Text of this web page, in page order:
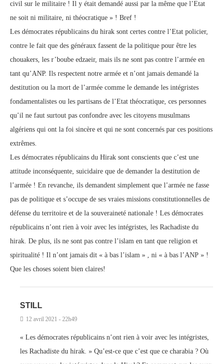
civil sur le militaire ! Il y était demandé aussi par la même que l’Etat
ne soit ni militaire, ni théocratique » ! Bref !
Les démocrates républicains du hirak sont certes contre l’Etat policier,
contre le fait que des généraux fassent de la politique pour être les
chouakers, les r’boube edzaeir, mais ils ne sont pas contre l’armée en
tant qu’ANP. Ils respectent notre armée et n’ont jamais demandé la
destitution ou la mort de l’armée comme le demande les intégristes
fondamentalistes ou les partisans de l’Etat théocratique, ces personnes
qu’il ne faut surtout pas confondre avec les citoyens musulmans
algériens qui ont la foi sincère et qui ne sont concernés par ces positions
extrêmes.
Les démocrates républicains du Hirak sont conscients que c’est une
attitude inconséquente, suicidaire que de demander la destitution de
l’armée ! En revanche, ils demandent simplement que l’armée ne fasse
pas de politique et s’occupe de ses vraies missions constitutionnelles de
défense du territoire et de la souveraineté nationale ! Les démocrates
républicains n’ont rien à voir avec les intégristes, les Rachadiste du
hirak. De plus, ils ne sont pas contre l’islam en tant que religion et
spiritualité ! Il n’ont jamais dit « à bas l’islam » , ni « à bas l’ANP » !
Que les choses soient bien claires!
STILL
12 avril 2021 - 22h49
« Les démocrates républicains n’ont rien à voir avec les intégristes,
les Rachadiste du hirak. » Qu’est-ce que c’est que ce charabia ? Où